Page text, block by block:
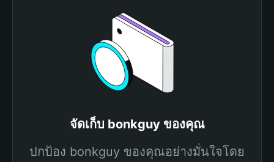
จัดเก็บ bonkguy ของคุณ
ปกป้อง bonkguy ของคุณอย่างมั่นใจโดย